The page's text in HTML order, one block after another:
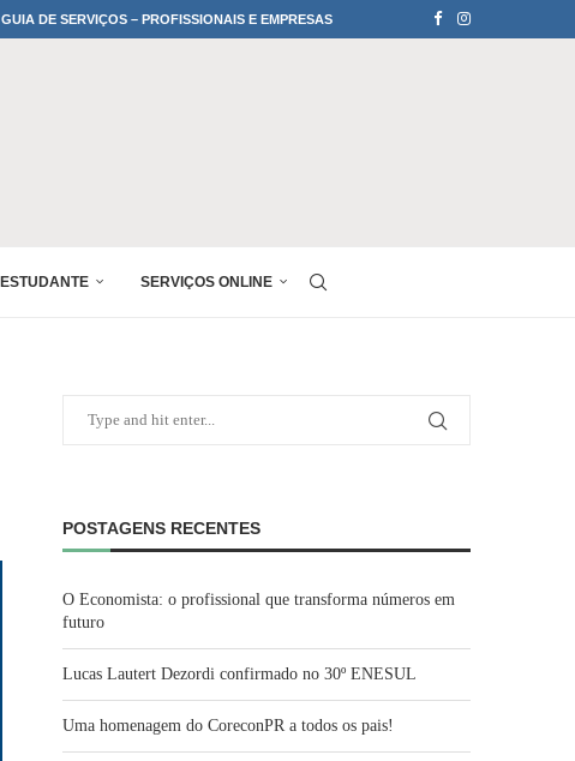
GUIA DE SERVIÇOS – PROFISSIONAIS E EMPRESAS
ESTUDANTE SERVIÇOS ONLINE
POSTAGENS RECENTES
O Economista: o profissional que transforma números em
futuro
Lucas Lautert Dezordi confirmado no 30º ENESUL
Uma homenagem do CoreconPR a todos os pais!